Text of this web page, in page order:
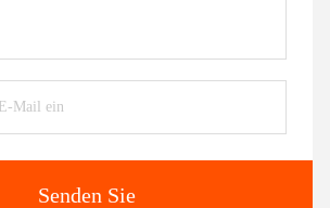
Senden Sie